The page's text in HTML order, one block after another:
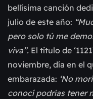
bellísima canción
julio de este año:
pero solo tú me
viva”. El título de
noviembre, día en el
embarazada: ‘No
conocí podrías tener